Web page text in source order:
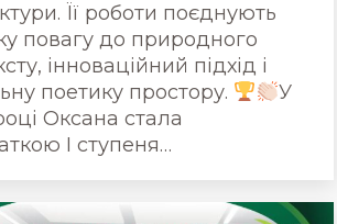
Її роботи поєднують
повагу до природного
інноваційний підхід і
поетику простору.
У
Оксана стала
І ступеня…